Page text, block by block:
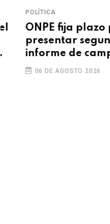
POLÍTICA
ONPE fija plazo para
presentar segundo
informe de campaña
electoral
06 DE AGOSTO 2026